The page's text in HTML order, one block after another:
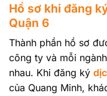
Hồ sơ khi đăng
Quận 6
Thành phần hồ sơ
công ty và mỗi
nhau. Khi đăng ký
của Quang Minh,